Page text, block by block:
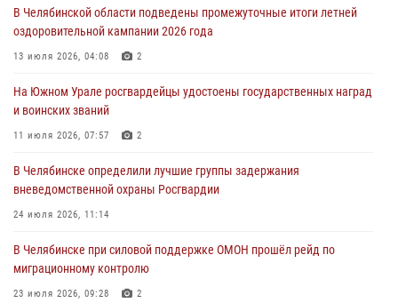
Росгвардия обеспечивает безопасность граждан на южном
направлении
31 июля 2026, 11:32
В Уральском округе Росгвардии состоялось заседание
оперативного штаба
30 июля 2026, 10:53
В Челябинской области подведены промежуточные итоги летней
оздоровительной кампании 2026 года
13 июля 2026, 04:08 2
На Южном Урале росгвардейцы удостоены государственных наград
и воинских званий
11 июля 2026, 07:57 2
В Челябинске определили лучшие группы задержания
вневедомственной охраны Росгвардии
24 июля 2026, 11:14
В Челябинске при силовой поддержке ОМОН прошёл рейд по
миграционному контролю
23 июля 2026, 09:28 2